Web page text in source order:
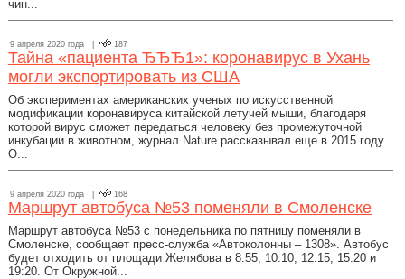
чин...
9 апреля 2020 года | 187
Тайна «пациента ЂЂЂ1»: коронавирус в Ухань
могли экспортировать из США
Об экспериментах американских ученых по искусственной
модификации коронавируса китайской летучей мыши, благодаря
которой вирус сможет передаться человеку без промежуточной
инкубации в животном, журнал Nature рассказывал еще в 2015 году.
О...
9 апреля 2020 года | 168
Маршрут автобуса №53 поменяли в Смоленске
Маршрут автобуса №53 с понедельника по пятницу поменяли в
Смоленске, сообщает пресс-служба «Автоколонны – 1308». Автобус
будет отходить от площади Желябова в 8:55, 10:10, 12:15, 15:20 и
19:20. От Окружной...